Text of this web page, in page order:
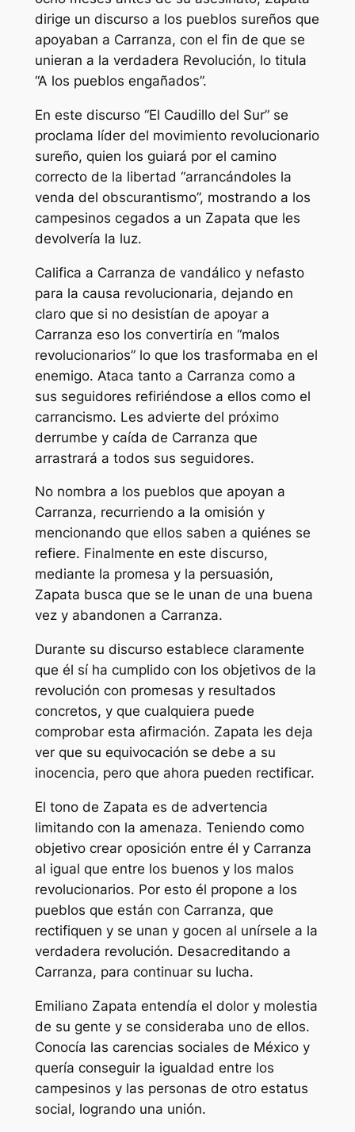
dirige un discurso a los pueblos sureños que
apoyaban a Carranza, con el fin de que se
unieran a la verdadera Revolución, lo titula
“A los pueblos engañados”.
En este discurso “El Caudillo del Sur” se
proclama líder del movimiento revolucionario
sureño, quien los guiará por el camino
correcto de la libertad “arrancándoles la
venda del obscurantismo”, mostrando a los
campesinos cegados a un Zapata que les
devolvería la luz.
Califica a Carranza de vandálico y nefasto
para la causa revolucionaria, dejando en
claro que si no desistían de apoyar a
Carranza eso los convertiría en “malos
revolucionarios” lo que los trasformaba en el
enemigo. Ataca tanto a Carranza como a
sus seguidores refiriéndose a ellos como el
carrancismo. Les advierte del próximo
derrumbe y caída de Carranza que
arrastrará a todos sus seguidores.
No nombra a los pueblos que apoyan a
Carranza, recurriendo a la omisión y
mencionando que ellos saben a quiénes se
refiere. Finalmente en este discurso,
mediante la promesa y la persuasión,
Zapata busca que se le unan de una buena
vez y abandonen a Carranza.
Durante su discurso establece claramente
que él sí ha cumplido con los objetivos de la
revolución con promesas y resultados
concretos, y que cualquiera puede
comprobar esta afirmación. Zapata les deja
ver que su equivocación se debe a su
inocencia, pero que ahora pueden rectificar.
El tono de Zapata es de advertencia
limitando con la amenaza. Teniendo como
objetivo crear oposición entre él y Carranza
al igual que entre los buenos y los malos
revolucionarios. Por esto él propone a los
pueblos que están con Carranza, que
rectifiquen y se unan y gocen al unírsele a la
verdadera revolución. Desacreditando a
Carranza, para continuar su lucha.
Emiliano Zapata entendía el dolor y molestia
de su gente y se consideraba uno de ellos.
Conocía las carencias sociales de México y
quería conseguir la igualdad entre los
campesinos y las personas de otro estatus
social, logrando una unión.